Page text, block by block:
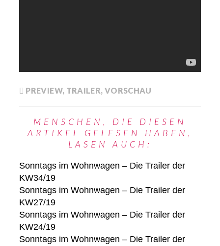
PREVIEW, TRAILER, VORSCHAU
MENSCHEN, DIE DIESEN
ARTIKEL GELESEN HABEN,
LASEN AUCH:
Sonntags im Wohnwagen – Die Trailer der
KW34/19
Sonntags im Wohnwagen – Die Trailer der
KW27/19
Sonntags im Wohnwagen – Die Trailer der
KW24/19
Sonntags im Wohnwagen – Die Trailer der